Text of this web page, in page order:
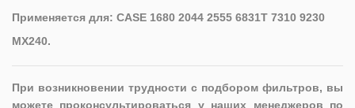
Применяется для: CASE 1680 2044 2555 6831T 7310 9230
MX240.
При возникновении трудности с подбором фильтров, вы
можете проконсультироваться у наших менеджеров по